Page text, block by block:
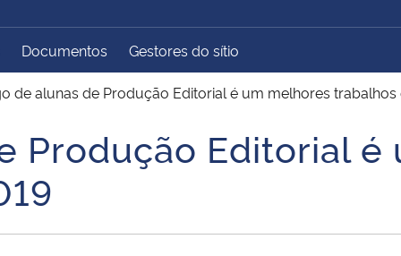
Ministério do
Desenvolvimento Regional
Controladoria-Geral da
União
Advocacia-Geral da União Banco Central do Brasil
Documentos Gestores do sítio
de alunas de Produção Editorial é um melhores trabalhos
Produção Editorial é